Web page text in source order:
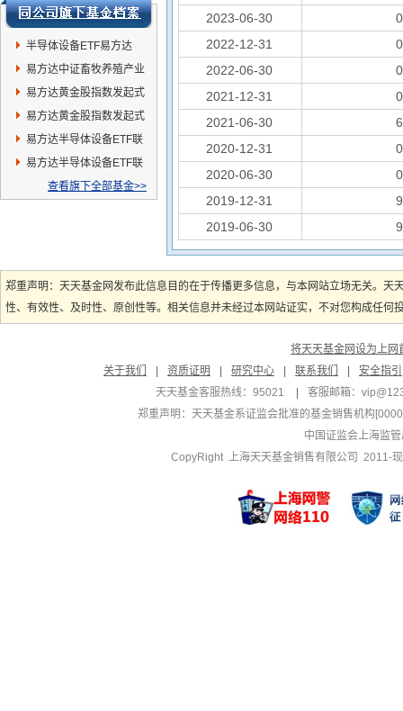
半导体设备ETF易方达
易方达中证畜牧养殖产业
ETF
易方达黄金股指数发起式
A
易方达黄金股指数发起式
C
易方达半导体设备ETF联
接A
易方达半导体设备ETF联
查看旗下全部基金>>
2023-06-30
2022-12-31
2022-06-30
2021-12-31
2021-06-30
2020-12-31
2020-06-30
2019-12-31
2019-06-30
郑重声明：天天基金网发布此信息目的在于传播更多信息，与本网站立场无关。
性、有效性、及时性、原创性等。相关信息并未经过本网站证实，不对您构成任
将天天基金网设为上网
关于我们
资质证明 研究中心 联系我们
安全指引
天天基金客服热线：95021
客服邮箱：
郑重声明：天天基金系证监会批准的基金销售机构
中国证监会上海监
CopyRight 上海天天基金销售有限公司 2011-